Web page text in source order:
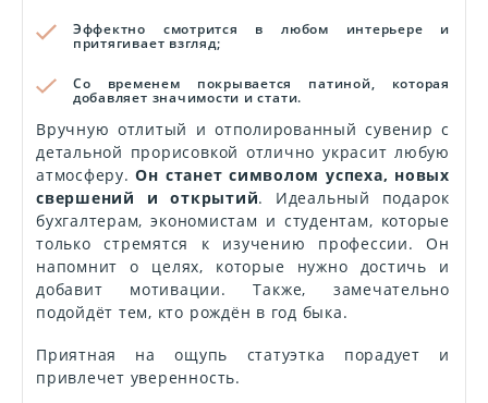
Эффектно смотрится в любом интерьере и
притягивает взгляд;
Со временем покрывается патиной, которая
добавляет значимости и стати.
Вручную отлитый и отполированный сувенир с
детальной прорисовкой отлично украсит любую
атмосферу.Он станет символом успеха, новых
свершений и открытий. Идеальный подарок
бухгалтерам, экономистам и студентам, которые
только стремятся к изучению профессии. Он
напомнит о целях, которые нужно достичь и
добавит мотивации. Также, замечательно
подойдёт тем, кто рождён в год быка.
Приятная на ощупь статуэтка порадует и
привлечет уверенность.